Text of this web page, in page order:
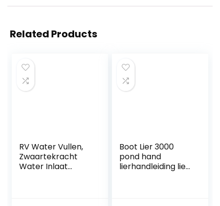
Related Products
RV Water Vullen,
Zwaartekracht
Water Inlaat
Boot Lier 3000
pond hand
lierhandleiding lier